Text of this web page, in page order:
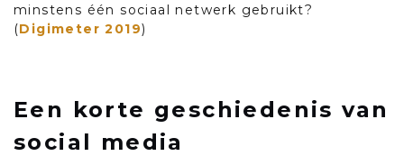
minstens één sociaal netwerk gebruikt?
(Digimeter 2019)
Een korte geschiedenis van
social media